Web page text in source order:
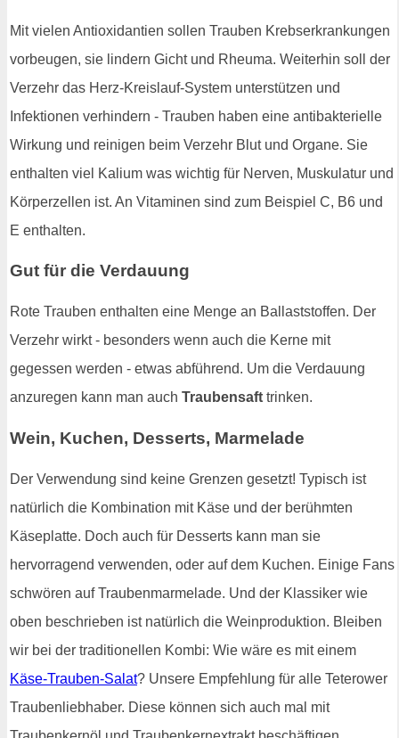
Mit vielen Antioxidantien sollen Trauben Krebserkrankungen
vorbeugen, sie lindern Gicht und Rheuma. Weiterhin soll der
Verzehr das Herz-Kreislauf-System unterstützen und
Infektionen verhindern - Trauben haben eine antibakterielle
Wirkung und reinigen beim Verzehr Blut und Organe. Sie
enthalten viel Kalium was wichtig für Nerven, Muskulatur und
Körperzellen ist. An Vitaminen sind zum Beispiel C, B6 und
E enthalten.
Gut für die Verdauung
Rote Trauben enthalten eine Menge an Ballaststoffen. Der
Verzehr wirkt - besonders wenn auch die Kerne mit
gegessen werden - etwas abführend. Um die Verdauung
anzuregen kann man auch Traubensaft trinken.
Wein, Kuchen, Desserts, Marmelade
Der Verwendung sind keine Grenzen gesetzt! Typisch ist
natürlich die Kombination mit Käse und der berühmten
Käseplatte. Doch auch für Desserts kann man sie
hervorragend verwenden, oder auf dem Kuchen. Einige Fans
schwören auf Traubenmarmelade. Und der Klassiker wie
oben beschrieben ist natürlich die Weinproduktion. Bleiben
wir bei der traditionellen Kombi: Wie wäre es mit einem
Käse-Trauben-Salat? Unsere Empfehlung für alle Teterower
Traubenliebhaber. Diese können sich auch mal mit